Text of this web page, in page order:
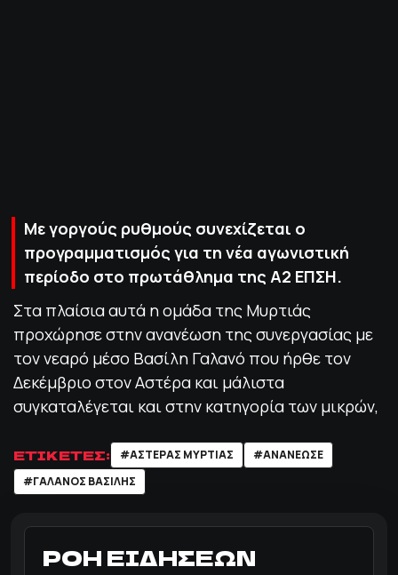
Με γοργούς ρυθμούς συνεχίζεται ο
προγραμματισμός για τη νέα αγωνιστική
περίοδο στο πρωτάθλημα της Α2 ΕΠΣΗ.
Στα πλαίσια αυτά η ομάδα της Μυρτιάς
προχώρησε στην ανανέωση της συνεργασίας με
τον νεαρό μέσο Βασίλη Γαλανό που ήρθε τον
Δεκέμβριο στον Αστέρα και μάλιστα
συγκαταλέγεται και στην κατηγορία των μικρών,
ΕΤΙΚΕΤΕΣ: #AΣΤΕΡΑΣ ΜΥΡΤΙΑΣ
#ΑΝΑΝΕΩΣΕ
#ΓΑΛΑΝΟΣ ΒΑΣΙΛΗΣ
ΡΟΗ ΕΙΔΗΣΕΩΝ